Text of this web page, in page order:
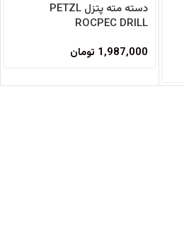
دسته مته پتزل PETZL
ROCPEC DRILL
1,987,000 تومان